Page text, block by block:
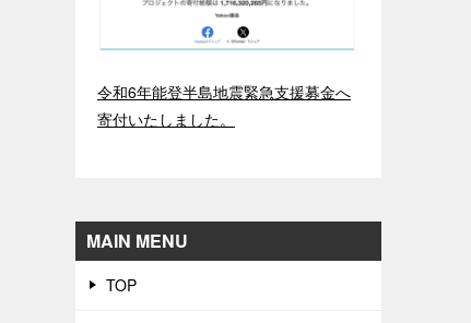
令和6年能登半島地震緊急支援募金へ
寄付いたしました。
MAIN MENU
TOP